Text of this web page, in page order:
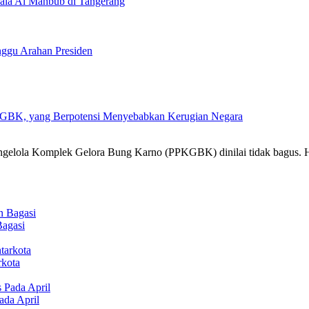
Arahan Presiden
yang Berpotensi Menyebabkan Kerugian Negara
Komplek Gelora Bung Karno (PPKGBK) dinilai tidak
April